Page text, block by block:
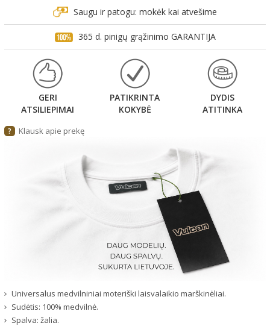
Saugu ir patogu: mokėk kai atvešime
365 d. pinigų grąžinimo GARANTIJA
GERI
ATSILIEPIMAI
PATIKRINTA
KOKYBĖ
DYDIS
ATITINKA
? Klausk apie prekę
Universalus medvilniniai moteriški laisvalaikio marškinėliai.
Sudėtis: 100% medvilnė.
Spalva: žalia.